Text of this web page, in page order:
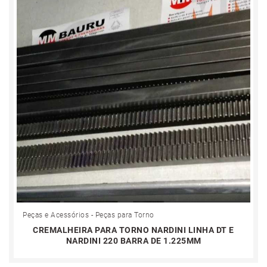
Peças e Acessórios - Peças para Torno
CREMALHEIRA PARA TORNO NARDINI LINHA DT E
NARDINI 220 BARRA DE 1.225MM